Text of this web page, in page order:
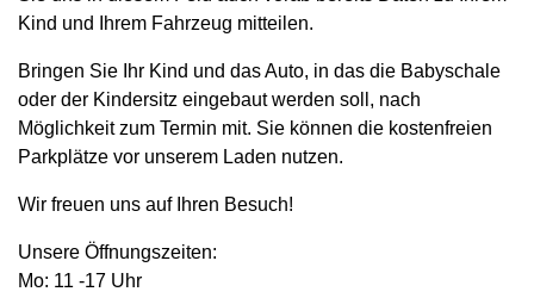
Kind und Ihrem Fahrzeug mitteilen.
Bringen Sie Ihr Kind und das Auto, in das die Babyschale
oder der Kindersitz eingebaut werden soll, nach
Möglichkeit zum Termin mit. Sie können die kostenfreien
Parkplätze vor unserem Laden nutzen.
Wir freuen uns auf Ihren Besuch!
Unsere Öffnungszeiten:
Mo: 11 -17 Uhr